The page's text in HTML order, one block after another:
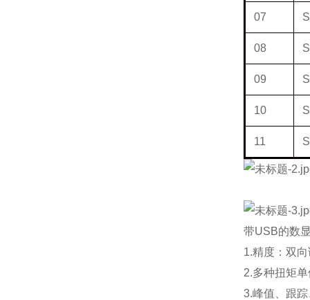
07
08
09
10
11
带USB的数
1.精度：双
2.多种扭矩
3.峰值、跟